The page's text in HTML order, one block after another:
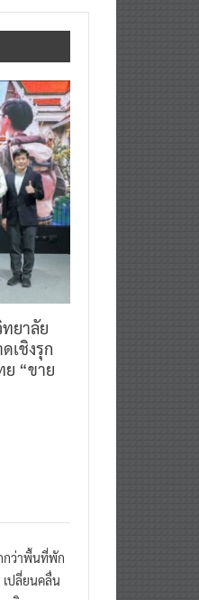
ยาลัย
เชิงรุก
ย “ขาย
กว่าพื้นที่พัก
เปลี่ยนคลื่น